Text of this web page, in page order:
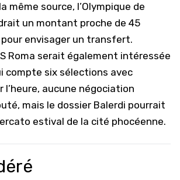
même source, l’Olympique de
un montant proche de 45
pour envisager un transfert.
Roma serait également intéressée
compte six sélections avec
l’heure, aucune négociation
mais le dossier Balerdi pourrait
estival de la cité phocéenne.